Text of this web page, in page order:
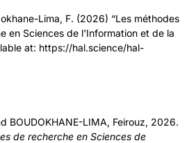
Lima, F. (2026) “Les méthodes
en Sciences de l'Information et de la
at: https://hal.science/hal-
BOUDOKHANE-LIMA, Feirouz, 2026.
de recherche en Sciences de